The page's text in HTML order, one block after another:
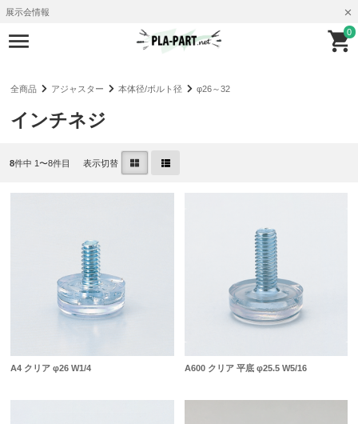
展示会情報
0
全商品 アジャスター 本体径/ボルト径 φ26～32
インチネジ
8件中 1〜8件目 表示切替
A4 クリア φ26 W1/4 A600 クリア 平底 φ25.5 W5/16